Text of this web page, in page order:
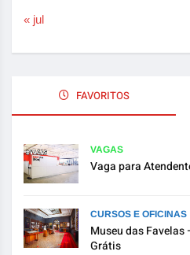
« jul
FAVORITOS
VAGAS
Vaga para
CURSOS E OFICINAS
Museu das
Grátis